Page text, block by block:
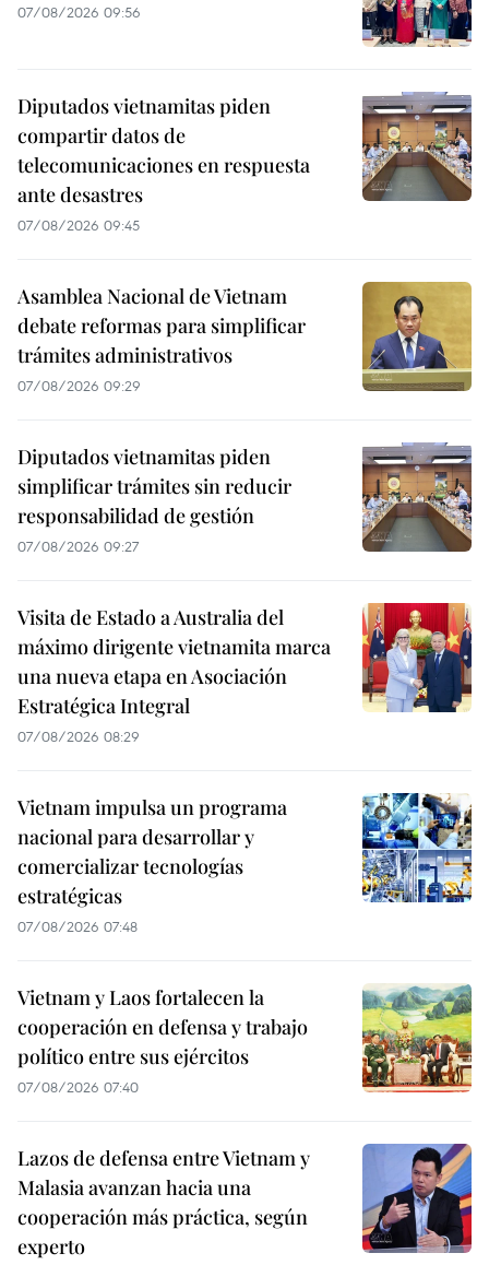
07/08/2026 09:56
Diputados vietnamitas piden
compartir datos de
telecomunicaciones en respuesta
ante desastres
07/08/2026 09:45
Asamblea Nacional de Vietnam
debate reformas para simplificar
trámites administrativos
07/08/2026 09:29
Diputados vietnamitas piden
simplificar trámites sin reducir
responsabilidad de gestión
07/08/2026 09:27
Visita de Estado a Australia del
máximo dirigente vietnamita marca
una nueva etapa en Asociación
Estratégica Integral
07/08/2026 08:29
Vietnam impulsa un programa
nacional para desarrollar y
comercializar tecnologías
estratégicas
07/08/2026 07:48
Vietnam y Laos fortalecen la
cooperación en defensa y trabajo
político entre sus ejércitos
07/08/2026 07:40
Lazos de defensa entre Vietnam y
Malasia avanzan hacia una
cooperación más práctica, según
experto